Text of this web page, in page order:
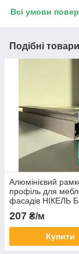
Всі умови
Подібні
Алюмінієвий
профіль для
фасадів НІКЕЛЬ
207 ₴/м
Купити